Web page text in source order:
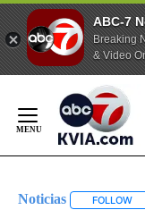
ABC-7
Breaking
& Video
Content
Noticias FOLLOW